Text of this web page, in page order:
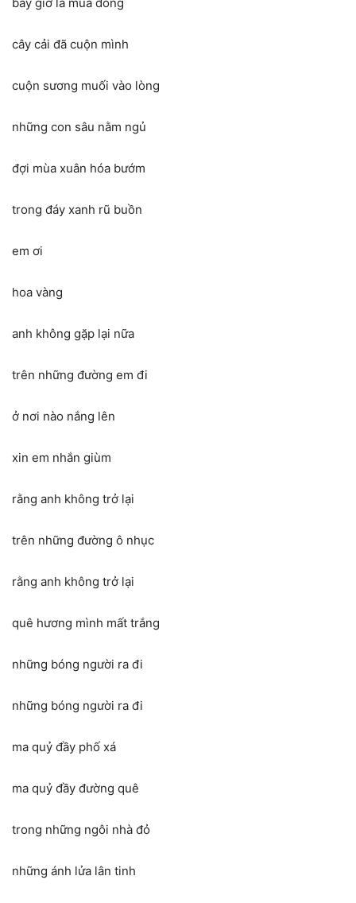
cây cải đã cuộn mình
cuộn sương muối vào lòng
những con sâu nằm ngủ
đợi mùa xuân hóa bướm
trong đáy xanh rũ buồn
em ơi
hoa vàng
anh không gặp lại nữa
trên những đường em đi
ở nơi nào nắng lên
xin em nhắn giùm
rằng anh không trở lại
trên những đường ô nhục
rằng anh không trở lại
quê hương mình mất trắng
những bóng người ra đi
những bóng người ra đi
ma quỷ đầy phố xá
ma quỷ đầy đường quê
trong những ngôi nhà đỏ
những ánh lửa lân tinh